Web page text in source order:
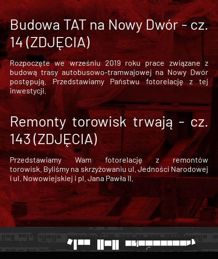
Budowa TAT na Nowy Dwór - cz.
14 (ZDJĘCIA)
Rozpoczęte we wrześniu 2019 roku prace związane z
budową trasy autobusowo-tramwajowej na Nowy Dwór
postępują. Przedstawiamy Państwu fotorelację z tej
inwestycji.
Remonty torowisk trwają - cz.
143 (ZDJĘCIA)
Przedstawiamy Wam fotorelację z remontów
torowisk. Byliśmy na skrzyżowaniu ul. Jedności Narodowej
i ul. Nowowiejskiej i pl. Jana Pawła II.